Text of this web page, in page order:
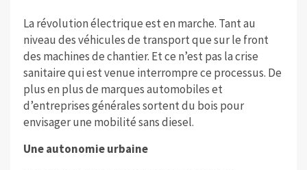
La révolution électrique est en marche. Tant au
niveau des véhicules de transport que sur le front
des machines de chantier. Et ce n’est pas la crise
sanitaire qui est venue interrompre ce processus. De
plus en plus de marques automobiles et
d’entreprises générales sortent du bois pour
envisager une mobilité sans diesel.
Une autonomie urbaine